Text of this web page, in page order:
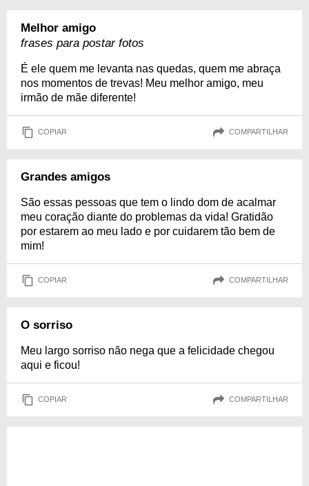
Melhor amigo
frases para postar fotos
É ele quem me levanta nas quedas, quem me abraça
nos momentos de trevas! Meu melhor amigo, meu
irmão de mãe diferente!
COPIAR COMPARTILHAR
Grandes amigos
São essas pessoas que tem o lindo dom de acalmar
meu coração diante do problemas da vida! Gratidão
por estarem ao meu lado e por cuidarem tão bem de
mim!
COPIAR COMPARTILHAR
O sorriso
Meu largo sorriso não nega que a felicidade chegou
aqui e ficou!
COPIAR COMPARTILHAR